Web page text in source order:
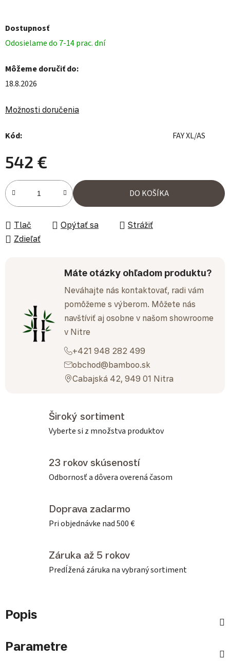
Dostupnosť
Odosielame do 7-14 prac. dní
Môžeme doručiť do:
18.8.2026
Možnosti doručenia
Kód: FAY XL/AS
542 €
Jednotková cena:
DO KOŠÍKA
Tlač Opýtať sa
Strážiť
Zdieľať
Máte otázky ohľadom produktu?
Neváhajte nás kontaktovať, radi vám
pomôžeme s výberom. Môžete nás
navštíviť aj osobne v našom showroome
v Nitre
+421 948 282 499
obchod@bamboo.sk
Cabajská 42, 949 01 Nitra
Široký sortiment
Vyberte si z množstva produktov
23 rokov skúseností
Odbornosť a dôvera overená časom
Doprava zadarmo
Pri objednávke nad 500 €
Záruka až 5 rokov
Predĺžená záruka na vybraný sortiment
Popis
Parametre